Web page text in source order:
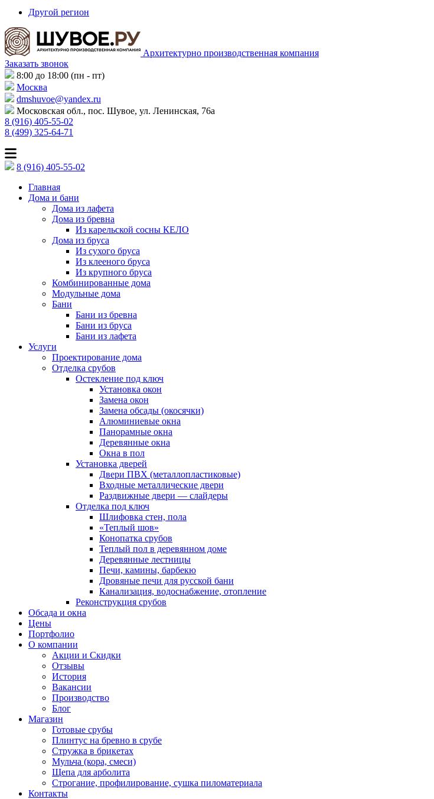
Другой регион
Архитектурно производственная компания
Заказать звонок
8:00 до 18:00 (пн - пт)
Москва
dmshuvoe@yandex.ru
Московская обл., пос. Шувое, ул. Ленинская, 76а
8 (916) 405-55-02
8 (499) 325-64-71
8 (916) 405-55-02
Главная
Дома и бани
Дома из лафета
Дома из бревна
Из карельской сосны КЕЛО
Дома из бруса
Из сухого бруса
Из клееного бруса
Из крупного бруса
Комбинированные дома
Модульные дома
Бани
Бани из бревна
Бани из бруса
Бани из лафета
Услуги
Проектирование дома
Отделка срубов
Остекление под ключ
Установка окон
Замена окон
Замена обсады (окосячки)
Алюминиевые окна
Панорамные окна
Деревянные окна
Окна в пол
Установка дверей
Двери ПВХ (металлопластиковые)
Входные металлические двери
Раздвижные двери — слайдеры
Отделка под ключ
Шлифовка стен, пола
«Теплый шов»
Конопатка срубов
Теплый пол в деревянном доме
Деревянные лестницы
Печи, камины, барбекю
Дровяные печи для русской бани
Канализация, водоснабжение, отопление
Реконструкция срубов
Обсада и окна
Цены
Портфолио
О компании
Акции и Скидки
Отзывы
История
Вакансии
Производство
Блог
Магазин
Готовые срубы
Плинтус на бревно в срубе
Стружка в брикетах
Мульча (кора, смеси)
Щепа для арболита
Строгание, профилирование, сушка пиломатериала
Контакты